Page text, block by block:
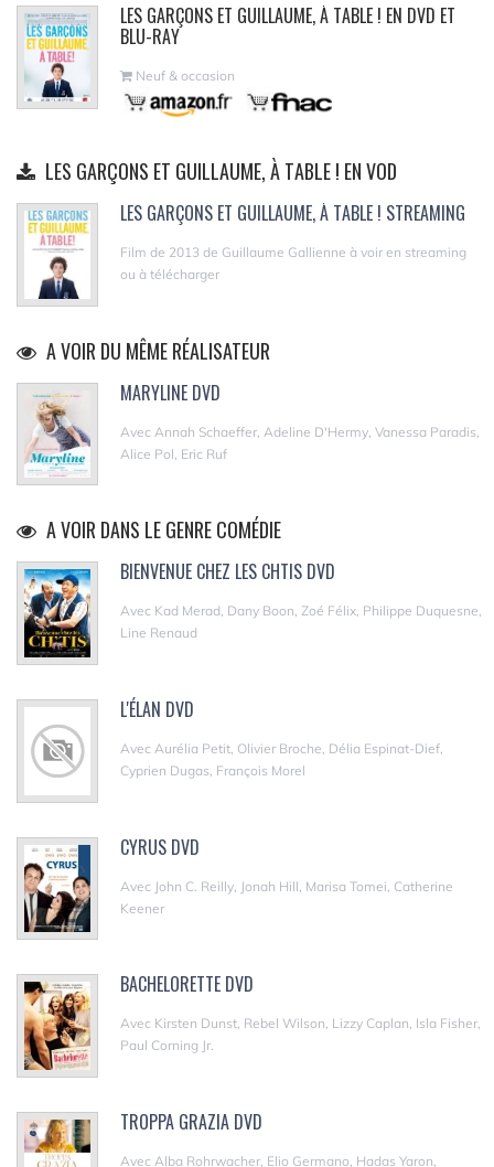
LES GARÇONS ET GUILLAUME, À TABLE ! EN DVD ET
BLU-RAY
Neuf & occasion
LES GARÇONS ET GUILLAUME, À TABLE ! EN VOD
LES GARÇONS ET GUILLAUME, À TABLE ! STREAMING
Film de 2013 de Guillaume Gallienne à voir en streaming
ou à télécharger
A VOIR DU MÊME RÉALISATEUR
MARYLINE DVD
Avec Annah Schaeffer, Adeline D'Hermy, Vanessa Paradis,
Alice Pol, Eric Ruf
A VOIR DANS LE GENRE COMÉDIE
BIENVENUE CHEZ LES CHTIS DVD
Avec Kad Merad, Dany Boon, Zoé Félix, Philippe Duquesne,
Line Renaud
L'ÉLAN DVD
Avec Aurélia Petit, Olivier Broche, Délia Espinat-Dief,
Cyprien Dugas, François Morel
CYRUS DVD
Avec John C. Reilly, Jonah Hill, Marisa Tomei, Catherine
Keener
BACHELORETTE DVD
Avec Kirsten Dunst, Rebel Wilson, Lizzy Caplan, Isla Fisher,
Paul Corning Jr.
TROPPA GRAZIA DVD
Avec Alba Rohrwacher, Elio Germano, Hadas Yaron,